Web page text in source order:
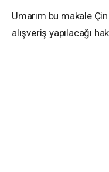
Umarım bu makale
alışveriş yapılacağı